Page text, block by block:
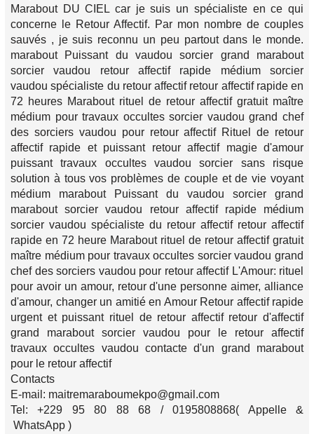
Marabout DU CIEL car je suis un spécialiste en ce qui
concerne le Retour Affectif. Par mon nombre de couples
sauvés , je suis reconnu un peu partout dans le monde.
marabout Puissant du vaudou sorcier grand marabout
sorcier vaudou retour affectif rapide médium sorcier
vaudou spécialiste du retour affectif retour affectif rapide en
72 heures Marabout rituel de retour affectif gratuit maître
médium pour travaux occultes sorcier vaudou grand chef
des sorciers vaudou pour retour affectif Rituel de retour
affectif rapide et puissant retour affectif magie d'amour
puissant travaux occultes vaudou sorcier sans risque
solution à tous vos problèmes de couple et de vie voyant
médium marabout Puissant du vaudou sorcier grand
marabout sorcier vaudou retour affectif rapide médium
sorcier vaudou spécialiste du retour affectif retour affectif
rapide en 72 heure Marabout rituel de retour affectif gratuit
maître médium pour travaux occultes sorcier vaudou grand
chef des sorciers vaudou pour retour affectif L'Amour: rituel
pour avoir un amour, retour d'une personne aimer, alliance
d'amour, changer un amitié en Amour Retour affectif rapide
urgent et puissant rituel de retour affectif retour d'affectif
grand marabout sorcier vaudou pour le retour affectif
travaux occultes vaudou contacte d'un grand marabout
pour le retour affectif
Contacts
E-mail: maitremaraboumekpo@gmail.com
Tel: +229 95 80 88 68 / 0195808868( Appelle &
WhatsApp )